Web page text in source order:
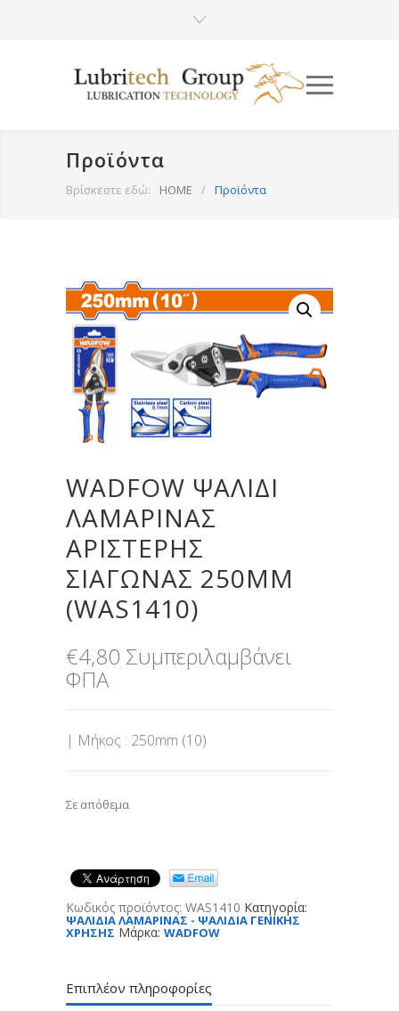
Προϊόντα
Βρίσκεστε εδώ: HOME / Προϊόντα
WADFOW ΨΑΛΙΔΙ
ΛΑΜΑΡΙΝΑΣ
ΑΡΙΣΤΕΡΗΣ
ΣΙΑΓΩΝΑΣ 250MM
(WAS1410)
€4,80 Συμπεριλαμβάνει
ΦΠΑ
| Μήκος : 250mm (10)
Σε απόθεμα
Κωδικός προϊόντος: WAS1410 Κατηγορία:
ΨΑΛΙΔΙΑ ΛΑΜΑΡΙΝΑΣ - ΨΑΛΙΔΙΑ ΓΕΝΙΚΗΣ
ΧΡΗΣΗΣ Μάρκα: WADFOW
Επιπλέον πληροφορίες